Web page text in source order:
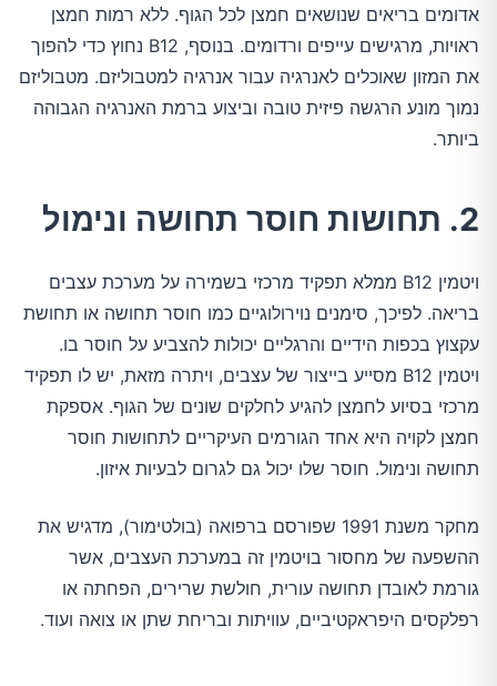
אדומים בריאים שנושאים חמצן לכל הגוף. ללא רמות חמצן
ראויות, מרגישים עייפים ורדומים. בנוסף, B12 נחוץ כדי להפוך
את המזון שאוכלים לאנרגיה עבור אנרגיה למטבוליזם. מטבוליזם
נמוך מונע הרגשה פיזית טובה וביצוע ברמת האנרגיה הגבוהה
ביותר.
2. תחושות חוסר תחושה ונימול
ויטמין B12 ממלא תפקיד מרכזי בשמירה על מערכת עצבים
בריאה. לפיכך, סימנים נוירולוגיים כמו חוסר תחושה או תחושת
עקצוץ בכפות הידיים והרגליים יכולות להצביע על חוסר בו.
ויטמין B12 מסייע בייצור של עצבים, ויתרה מזאת, יש לו תפקיד
מרכזי בסיוע לחמצן להגיע לחלקים שונים של הגוף. אספקת
חמצן לקויה היא אחד הגורמים העיקריים לתחושות חוסר
תחושה ונימול. חוסר שלו יכול גם לגרום לבעיות איזון.
מחקר משנת 1991 שפורסם ברפואה (בולטימור), מדגיש את
ההשפעה של מחסור בויטמין זה במערכת העצבים, אשר
גורמת לאובדן תחושה עורית, חולשת שרירים, הפחתה או
רפלקסים היפראקטיביים, עוויתות ובריחת שתן או צואה ועוד.